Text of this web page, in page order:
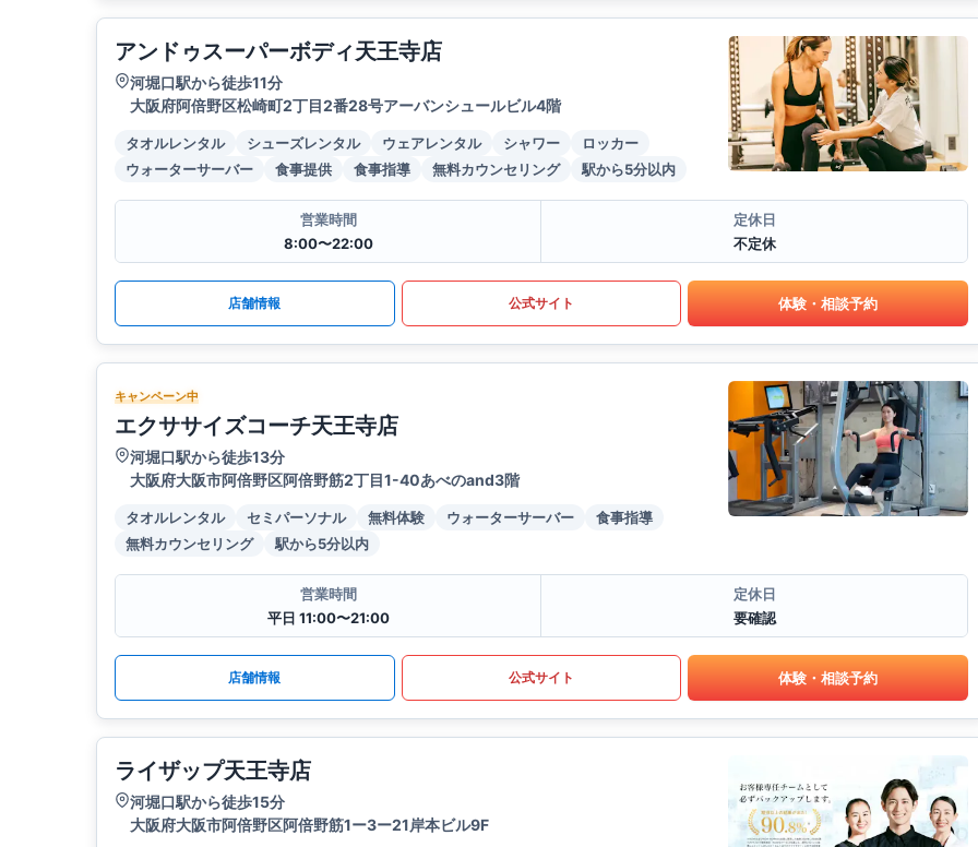
アンドゥスーパーボディ天王寺店
河堀口駅から徒歩11分
大阪府阿倍野区松崎町2丁目2番28号アーバンシュールビル4階
タオルレンタル シューズレンタル ウェアレンタル シャワー
ロッカー
ウォーターサーバー
食事提供 食事指導 無料カウンセリング 駅から5分以内
営業時間
8:00〜22:00
定休日
不定休
店舗情報 公式サイト 体験・相談予約
キャンペーン中
エクササイズコーチ天王寺店
河堀口駅から徒歩13分
大阪府大阪市阿倍野区阿倍野筋2丁目1-40あべのand3階
タオルレンタル セミパーソナル 無料体験 ウォーターサーバー
食事指導
無料カウンセリング
駅から5分以内
営業時間
平日 11:00〜21:00
定休日
要確認
店舗情報 公式サイト 体験・相談予約
ライザップ天王寺店
河堀口駅から徒歩15分
大阪府大阪市阿倍野区阿倍野筋1ー3ー21岸本ビル9F